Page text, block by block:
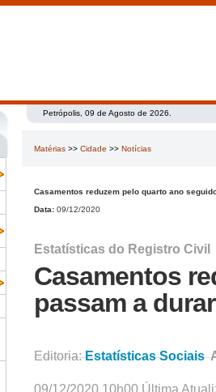
Petrópolis, 09 de Agosto de 2026.
Matérias >> Cidade >> Notícias
Casamentos reduzem pelo quarto ano
Data: 09/12/2020
Estatísticas do Registro Civil
Casamentos
passam a
Editoria:Estatísticas Sociais
09/12/2020 10h00 Última